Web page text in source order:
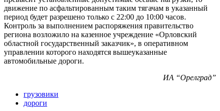
движение по асфальтированным таким тягачам в указанный
период будет разрешено только с 22:00 до 10:00 часов.
Контроль за выполнением распоряжения правительство
региона возложило на казенное учреждение «Орловский
областной государственный заказчик», в оперативном
управлении которого находятся вышеуказанные
автомобильные дороги.
ИА “Орелград”
грузовики
дороги